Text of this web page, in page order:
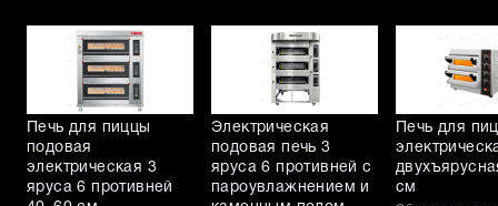
Печь для пиццы
подовая
электрическая 3
яруса 6 противней
Электрическая
подовая печь 3
яруса 6 противней с
пароувлажнением и
Печь для
см